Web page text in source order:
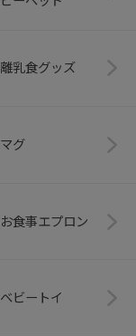
離乳食グッズ
マグ
お食事エプロン
ベビートイ